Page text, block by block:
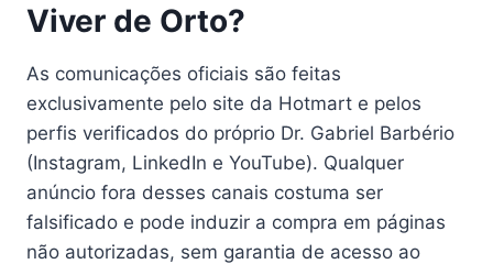
Viver de Orto?
As comunicações oficiais são feitas
exclusivamente pelo site da Hotmart e pelos
perfis verificados do próprio Dr. Gabriel Barbério
(Instagram, LinkedIn e YouTube). Qualquer
anúncio fora desses canais costuma ser
falsificado e pode induzir a compra em páginas
não autorizadas, sem garantia de acesso ao